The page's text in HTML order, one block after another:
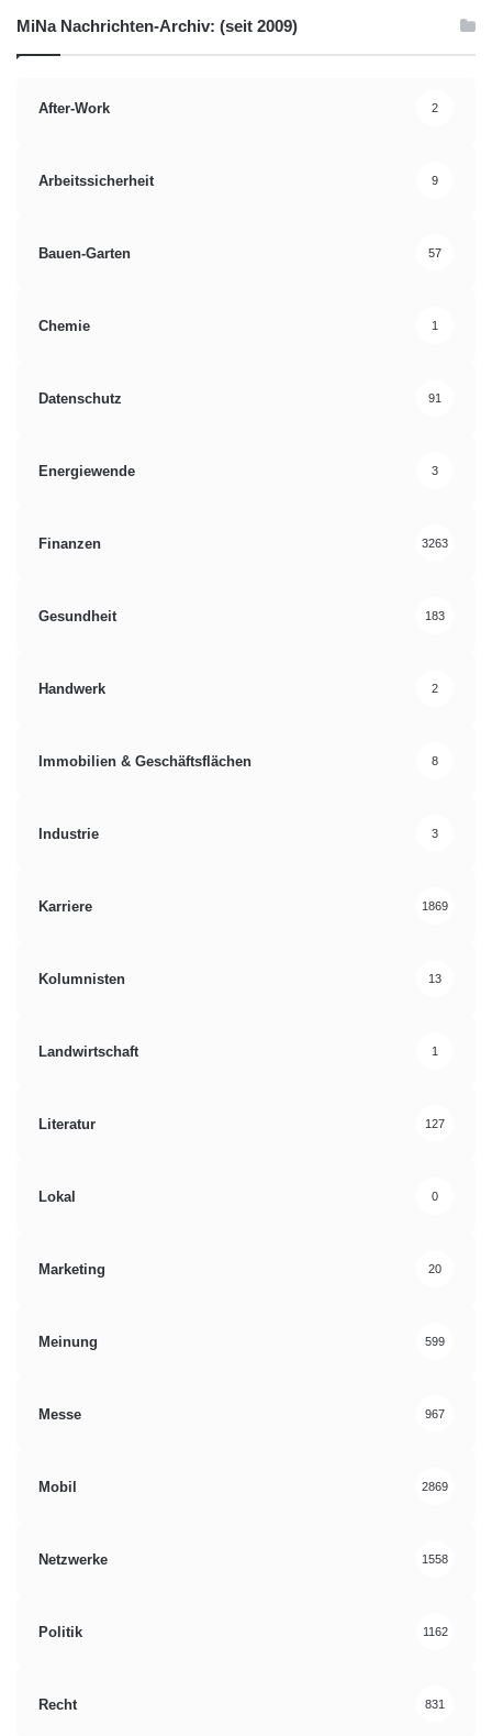
die Performance maßgeblich beeinflussen. Falls dennoch in der
Lösungen
MiNa Nachrichten-Archiv: (seit 2009)
After-Work 2
Arbeitssicherheit 9
Bauen-Garten 57
Chemie 1
Datenschutz 91
Energiewende 3
Finanzen 3263
Gesundheit 183
Handwerk 2
Immobilien & Geschäftsflächen 8
Industrie 3
Karriere 1869
Kolumnisten 13
Landwirtschaft 1
Literatur 127
Lokal 0
Marketing 20
Meinung 599
Messe 967
Mobil 2869
Netzwerke 1558
Politik 1162
Recht 831